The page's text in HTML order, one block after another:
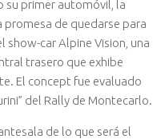
su primer automóvil, la
promesa de quedarse para
show-car Alpine Vision, una
trasero que exhibe
El concept fue evaluado
del Rally de Montecarlo.
de lo que será el